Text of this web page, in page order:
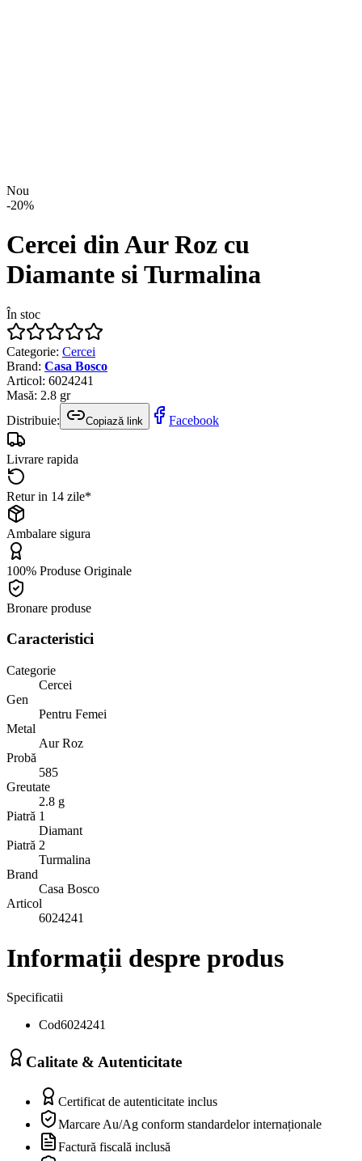
Nou
-20%
Cercei din Aur Roz cu
Diamante si Turmalina
În stoc
Categorie: Cercei
Brand: Casa Bosco
Articol: 6024241
Masă: 2.8 gr
Distribuie:
Copiază link Facebook
Livrare rapida
Retur in 14 zile*
Ambalare sigura
100% Produse Originale
Bronare produse
Caracteristici
Categorie
Cercei
Gen
Pentru Femei
Metal
Aur Roz
Probă
585
Greutate
2.8 g
Piatră 1
Diamant
Piatră 2
Turmalina
Brand
Casa Bosco
Articol
6024241
Informații despre produs
Specificatii
Cod6024241
Calitate & Autenticitate
Certificat de autenticitate inclus
Marcare Au/Ag conform standardelor internaționale
Factură fiscală inclusă